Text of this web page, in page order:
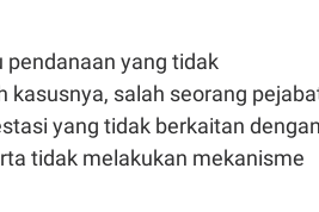
yang tidak
kasusnya, salah seorang
yang tidak berkaitan
tidak melakukan mekanisme